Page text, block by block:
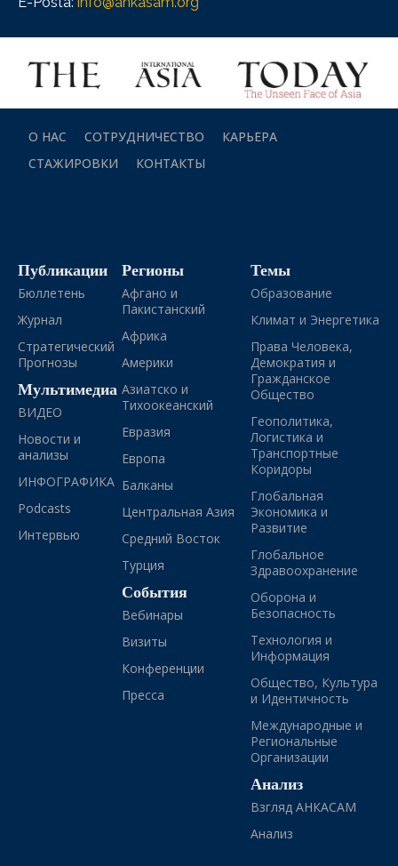
О НАС СОТРУДНИЧЕСТВО
КАРЬЕРА
СТАЖИРОВКИ
КОНТАКТЫ
Публикации
Бюллетень
Журнал
Стратегический
Прогнозы
Мультимедиа
ВИДЕО
Новости и
анализы
ИНФОГРАФИКА
Podcasts
Интервью
Регионы
Афгано и
Пакистанский
Африка
Америки
Азиатско и
Тихоокеанский
Евразия
Европа
Балканы
Центральная Азия
Средний Восток
Турция
События
Вебинары
Визиты
Конференции
Пресса
Темы
Образование
Климат и Энергетика
Права Человека,
Демократия и
Гражданское
Общество
Геополитика,
Логистика и
Транспортные
Коридоры
Глобальная
Экономика и
Развитие
Глобальное
Здравоохранение
Оборона и
Безопасность
Технология и
Информация
Общество, Культура
и Идентичность
Международные и
Региональные
Организации
Анализ
Взгляд АНКАСАМ
Анализ